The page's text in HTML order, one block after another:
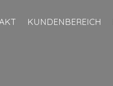
KUNDENBEREICH